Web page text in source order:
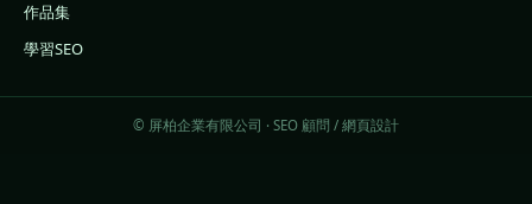
作品集
學習SEO
© 屏柏企業有限公司 · SEO 顧問 / 網頁設計